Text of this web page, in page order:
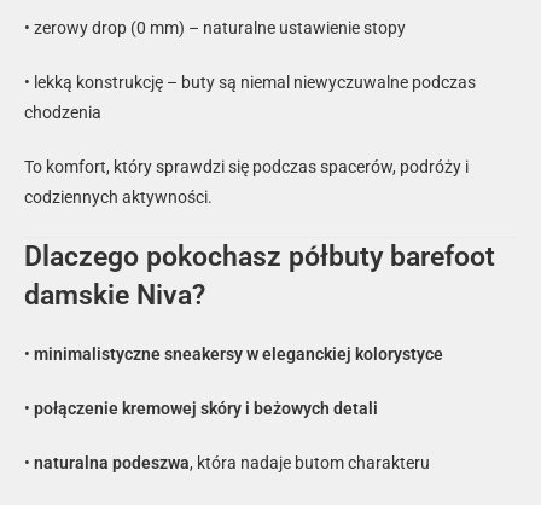
• zerowy drop (0 mm) – naturalne ustawienie stopy
• lekką konstrukcję – buty są niemal niewyczuwalne podczas
chodzenia
To komfort, który sprawdzi się podczas spacerów, podróży i
codziennych aktywności.
Dlaczego pokochasz półbuty barefoot
damskie Niva?
• minimalistyczne sneakersy w eleganckiej kolorystyce
• połączenie kremowej skóry i beżowych detali
• naturalna podeszwa, która nadaje butom charakteru